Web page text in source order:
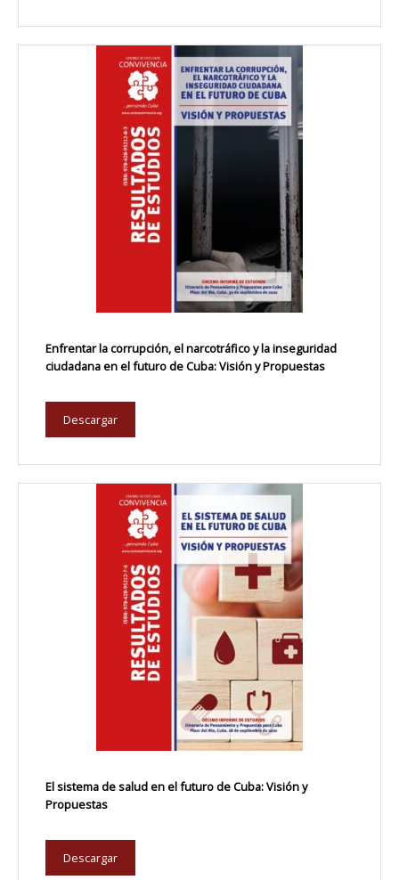
Enfrentar la corrupción, el narcotráfico y la inseguridad
ciudadana en el futuro de Cuba: Visión y Propuestas
Descargar
El sistema de salud en el futuro de Cuba: Visión y
Propuestas
Descargar